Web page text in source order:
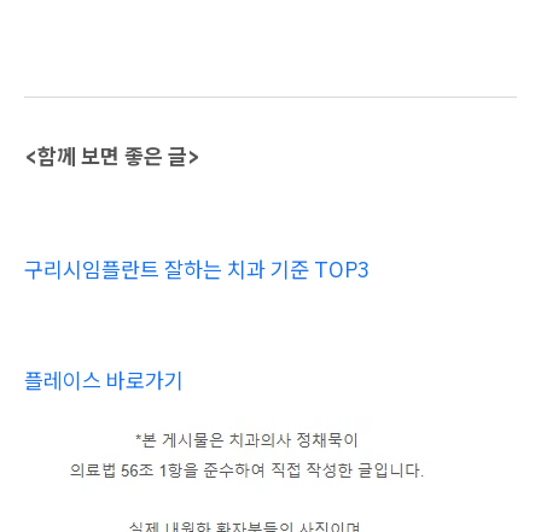
<함께 보면 좋은 글>
구리시임플란트 잘하는 치과 기준 TOP3
플레이스 바로가기